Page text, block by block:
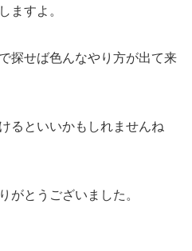
ますよ。
探せば色んなやり方が出て来
るといいかもしれませんね
がとうございました。